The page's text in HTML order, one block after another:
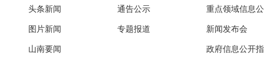
头条新闻
图片新闻
山南要闻
通告公示
专题报道
重点领域信息
新闻发布会
政府信息公开